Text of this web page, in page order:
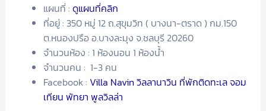
แผนที่ : ดูแผนที่คลิก
ที่อยู่ : 350 หมู่ 12 ถ.สุขุมวิท ( บางนา-ตราด ) กม.150
ต.หนองปรือ อ.บางละมุง จ.ชลบุรี 20260
จำนวนห้อง : 1 ห้องนอน 1 ห้องน้ำ
จำนวนคน : 1-3 คน
Facebook : Villa Navin วิลลานาวิน ที่พักติดทะเล จอม
เทียน พัทยา พูลวิลล่า